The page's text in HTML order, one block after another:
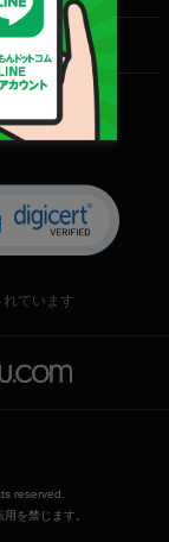
に基づく表記
ています
reserved.
を禁じます。